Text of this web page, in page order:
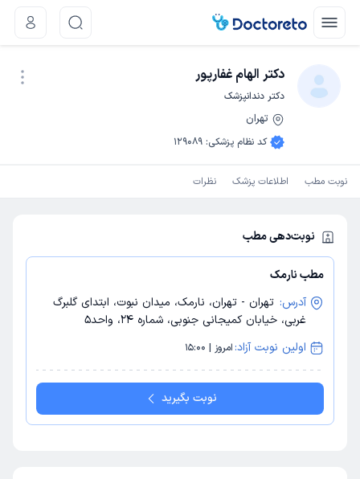
دکتر الهام غفارپور
دکتر دندانپزشک
تهران
کد نظام پزشکی:
129089
نوبت مطب اطلاعات پزشک نظرات
نوبت‌دهی مطب
مطب نارمک
آدرس: تهران - تهران، نارمک، میدان نبوت، ابتدای گلبرگ
غربی، خیابان کمیجانی جنوبی، شماره 24، واحد5
اولین نوبت آزاد: امروز | 15:00
نوبت بگیرید